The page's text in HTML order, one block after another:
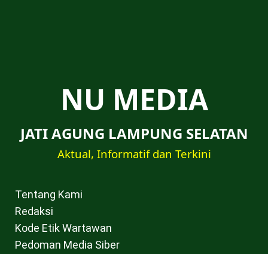
NU MEDIA
JATI AGUNG LAMPUNG SELATAN
Aktual, Informatif dan Terkini
Tentang Kami
Redaksi
Kode Etik Wartawan
Pedoman Media Siber